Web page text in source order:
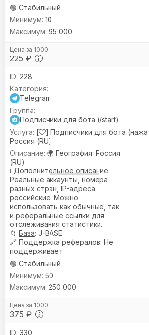
🟢 Стабильный
225 ₽
10
95 000
228
Telegram
Подписчики для бота (/start)
[
] Подписчики для бота
Россия (RU)
🌍 География: Россия
(RU)
ℹ️ Дополнительное описание:
Реальные аккаунты, номера
разных стран, IP-адреса
российские. Можно
использовать как обычные, так
и реферальные ссылки для
отслеживания статистики.
📁 База: J-BASE
🔗 Поддержка рефералов: Не
поддерживает
🟢 Стабильный
375 ₽
50
250 000
330